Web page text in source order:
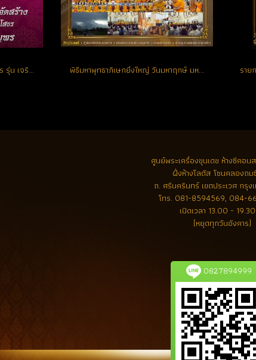
ประวัติการจัดสร้างหลวงพ่อโสธร รุ่น เจริญพร ปี 2555 พิธีมหาพุทธาภิเษกยิ่งใหญ่ วันมหาฤกษ์ มหามงคล แห่งปี วันเสาร์ที่ 5 เดือน 5 ปี 2555 ณ พระอุโบสถ วัดโสธรวรารามวรวิหาร
ศูนย์พระเครื่องขุนเดช ห้างซีคอน
ฝั่งห้างโลตัส โซนคลองถ
ถ. ศรีนครินทร์ เขตประเวศ กรุ
โทร. 081-8594569, 084-
เปิดเวลา 13.00 -
(หยุดทุกวันอังคาร)
0827894999